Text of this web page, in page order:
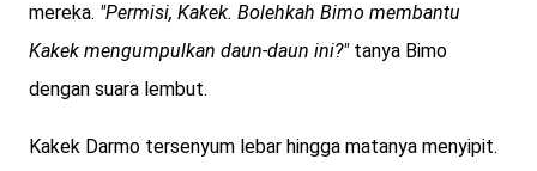
mereka. "Permisi, Kakek. Bolehkah Bimo membantu
Kakek mengumpulkan daun-daun ini?"tanya Bimo
dengan suara lembut.
Kakek Darmo tersenyum lebar hingga matanya menyipit.